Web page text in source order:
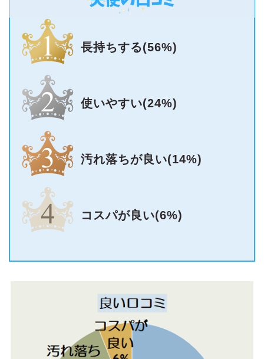
長持ちする(56%)
使いやすい(24%)
汚れ落ちが良い(14%)
コスパが良い(6%)